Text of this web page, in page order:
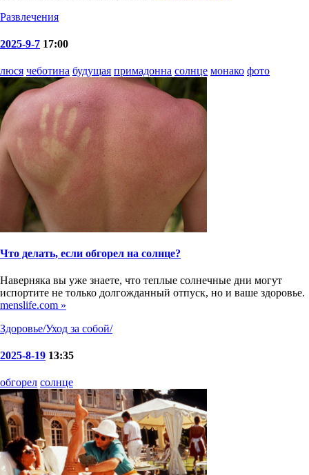
Развлечения
2025-9-7 17:00
люся чеботина будущая примадонна солнце монако фото
Что делать, если обгорел на солнце?
Наверняка вы уже знаете, что теплые солнечные дни могут
испортите не только долгожданный отпуск, но и ваше здоровье.
menslife.com »
Здоровье/Уход за собой/
2025-8-19 13:35
обгорел солнце